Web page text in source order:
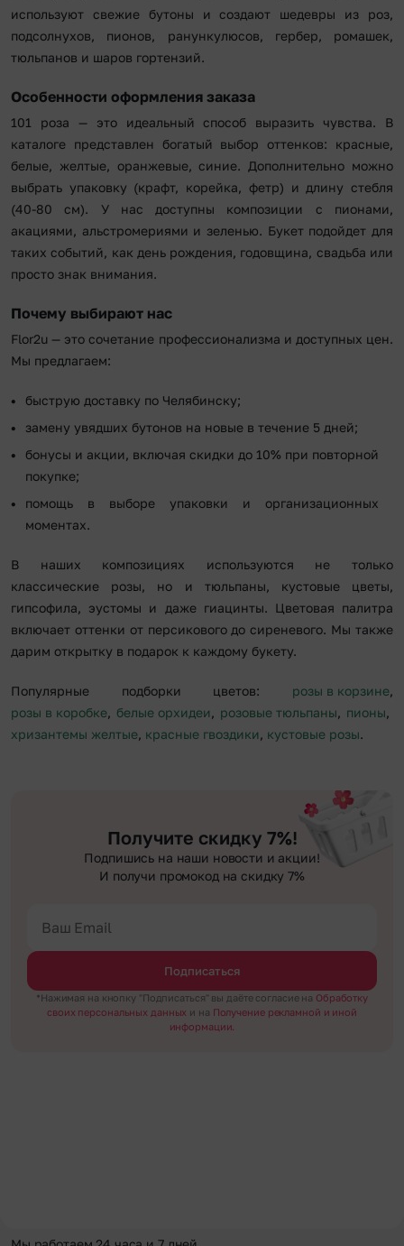
используют свежие бутоны и создают шедевры из роз,
подсолнухов, пионов, ранункулюсов, гербер, ромашек,
тюльпанов и шаров гортензий.
Особенности оформления заказа
101 роза — это идеальный способ выразить чувства. В
каталоге представлен богатый выбор оттенков: красные,
белые, желтые, оранжевые, синие. Дополнительно можно
выбрать упаковку (крафт, корейка, фетр) и длину стебля
(40-80 см). У нас доступны композиции с пионами,
акациями, альстромериями и зеленью. Букет подойдет для
таких событий, как день рождения, годовщина, свадьба или
просто знак внимания.
Почему выбирают нас
Flor2u — это сочетание профессионализма и доступных цен.
Мы предлагаем:
быструю доставку по Челябинску;
замену увядших бутонов на новые в течение 5 дней;
бонусы и акции, включая скидки до 10% при повторной
покупке;
помощь в выборе упаковки и организационных
моментах.
В наших композициях используются не только
классические розы, но и тюльпаны, кустовые цветы,
гипсофила, эустомы и даже гиацинты. Цветовая палитра
включает оттенки от персикового до сиреневого. Мы также
дарим открытку в подарок к каждому букету.
Популярные подборки цветов: розы в корзине,
розы в коробке, белые орхидеи, розовые тюльпаны, пионы,
хризантемы желтые, красные гвоздики, кустовые розы.
Получите скидку 7%!
Подпишись на наши новости и акции!
И получи промокод на скидку 7%
Подписаться
*Нажимая на кнопку "Подписаться" вы даёте согласие на Обработку
своих персональных данных и на Получение рекламной и иной
информации.